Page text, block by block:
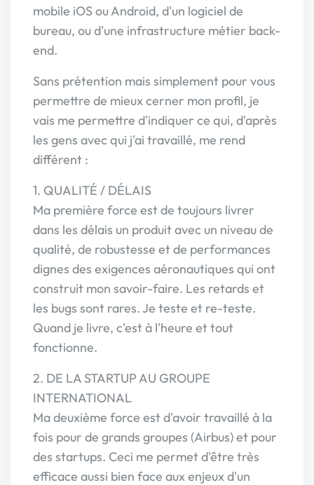
mobile iOS ou Android, d'un logiciel de
bureau, ou d'une infrastructure métier back-
end.
Sans prétention mais simplement pour vous
permettre de mieux cerner mon profil, je
vais me permettre d'indiquer ce qui, d'après
les gens avec qui j'ai travaillé, me rend
différent :
1. QUALITÉ / DÉLAIS
Ma première force est de toujours livrer
dans les délais un produit avec un niveau de
qualité, de robustesse et de performances
dignes des exigences aéronautiques qui ont
construit mon savoir-faire. Les retards et
les bugs sont rares. Je teste et re-teste.
Quand je livre, c'est à l'heure et tout
fonctionne.
2. DE LA STARTUP AU GROUPE
INTERNATIONAL
Ma deuxième force est d'avoir travaillé à la
fois pour de grands groupes (Airbus) et pour
des startups. Ceci me permet d'être très
efficace aussi bien face aux enjeux d'un